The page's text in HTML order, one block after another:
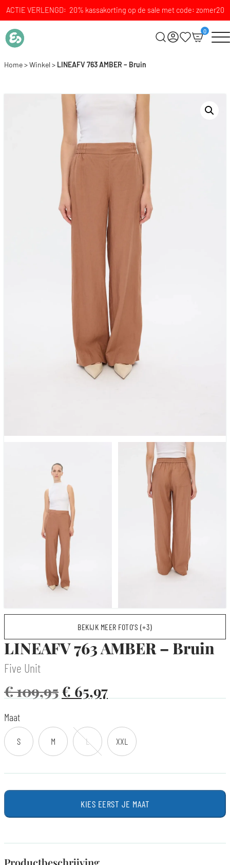
ACTIE VERLENGD: 20% kassakorting op de sale met code: zomer20
0
Home>Winkel> LINEAFV 763 AMBER – Bruin
BEKIJK MEER FOTO’S (+3)
LINEAFV 763 AMBER – Bruin
Five Unit
€109,95€ 65,97
Maat
S M L XXL
KIES EERST JE MAAT
Productbeschrijving